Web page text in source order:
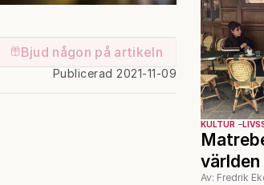
Bjud någon på artikeln
Publicerad 2021-11-09
KULTUR
världen
Av: Fredrik